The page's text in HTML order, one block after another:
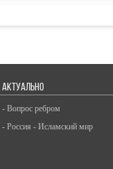
АКТУАЛЬНО
- Вопрос ребром
- Россия - Исламский мир